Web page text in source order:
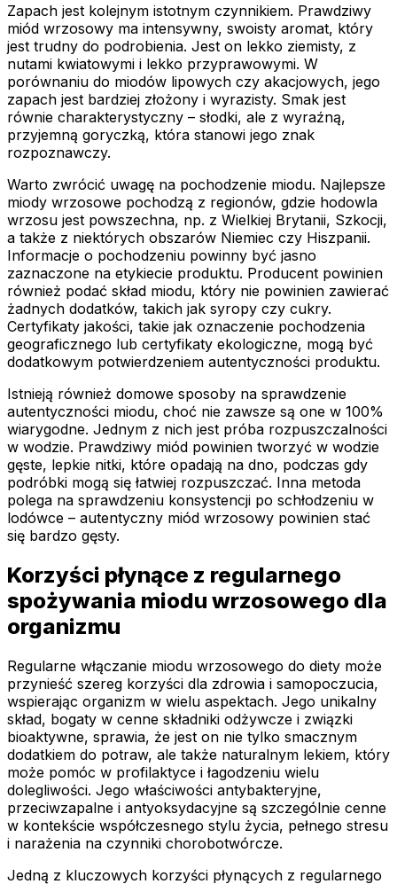
Zapach jest kolejnym istotnym czynnikiem. Prawdziwy
miód wrzosowy ma intensywny, swoisty aromat, który
jest trudny do podrobienia. Jest on lekko ziemisty, z
nutami kwiatowymi i lekko przyprawowymi. W
porównaniu do miodów lipowych czy akacjowych, jego
zapach jest bardziej złożony i wyrazisty. Smak jest
równie charakterystyczny – słodki, ale z wyraźną,
przyjemną goryczką, która stanowi jego znak
rozpoznawczy.
Warto zwrócić uwagę na pochodzenie miodu. Najlepsze
miody wrzosowe pochodzą z regionów, gdzie hodowla
wrzosu jest powszechna, np. z Wielkiej Brytanii, Szkocji,
a także z niektórych obszarów Niemiec czy Hiszpanii.
Informacje o pochodzeniu powinny być jasno
zaznaczone na etykiecie produktu. Producent powinien
również podać skład miodu, który nie powinien zawierać
żadnych dodatków, takich jak syropy czy cukry.
Certyfikaty jakości, takie jak oznaczenie pochodzenia
geograficznego lub certyfikaty ekologiczne, mogą być
dodatkowym potwierdzeniem autentyczności produktu.
Istnieją również domowe sposoby na sprawdzenie
autentyczności miodu, choć nie zawsze są one w 100%
wiarygodne. Jednym z nich jest próba rozpuszczalności
w wodzie. Prawdziwy miód powinien tworzyć w wodzie
gęste, lepkie nitki, które opadają na dno, podczas gdy
podróbki mogą się łatwiej rozpuszczać. Inna metoda
polega na sprawdzeniu konsystencji po schłodzeniu w
lodówce – autentyczny miód wrzosowy powinien stać
się bardzo gęsty.
Korzyści płynące z regularnego
spożywania miodu wrzosowego dla
organizmu
Regularne włączanie miodu wrzosowego do diety może
przynieść szereg korzyści dla zdrowia i samopoczucia,
wspierając organizm w wielu aspektach. Jego unikalny
skład, bogaty w cenne składniki odżywcze i związki
bioaktywne, sprawia, że jest on nie tylko smacznym
dodatkiem do potraw, ale także naturalnym lekiem, który
może pomóc w profilaktyce i łagodzeniu wielu
dolegliwości. Jego właściwości antybakteryjne,
przeciwzapalne i antyoksydacyjne są szczególnie cenne
w kontekście współczesnego stylu życia, pełnego stresu
i narażenia na czynniki chorobotwórcze.
Jedną z kluczowych korzyści płynących z regularnego